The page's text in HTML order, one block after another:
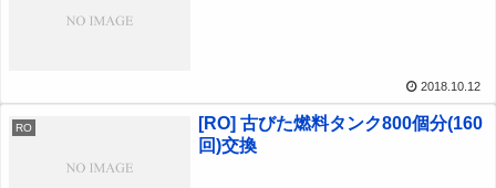
2018.10.12
RO
[RO] 古びた燃料タンク800個分(160
回)交換